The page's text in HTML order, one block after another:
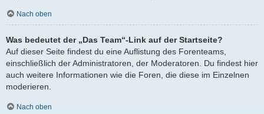
Nach oben
Was bedeutet der „Das Team“-Link auf der Startseite?
Auf dieser Seite findest du eine Auflistung des Forenteams,
einschließlich der Administratoren, der Moderatoren. Du findest hier
auch weitere Informationen wie die Foren, die diese im Einzelnen
moderieren.
Nach oben